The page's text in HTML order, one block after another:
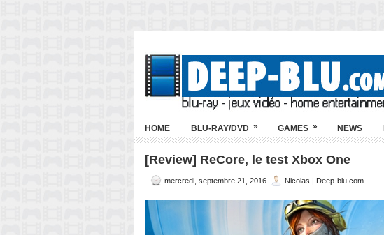
HOME BLU-RAY/DVD » GAMES » NEWS
[Review] ReCore, le test Xbox One
mercredi, septembre 21, 2016 Nicolas | Deep-blu.com